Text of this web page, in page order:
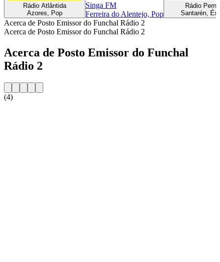
Rádio Atlântida
Azores, Pop
Singa FM
Ferreira do Alentejo, Pop
Rádio
Santarén,
Acerca de Posto Emissor do Funchal Rádio 2
Acerca de Posto Emissor do Funchal Rádio 2
Acerca de Posto Emissor do Funchal
Rádio 2
(4)